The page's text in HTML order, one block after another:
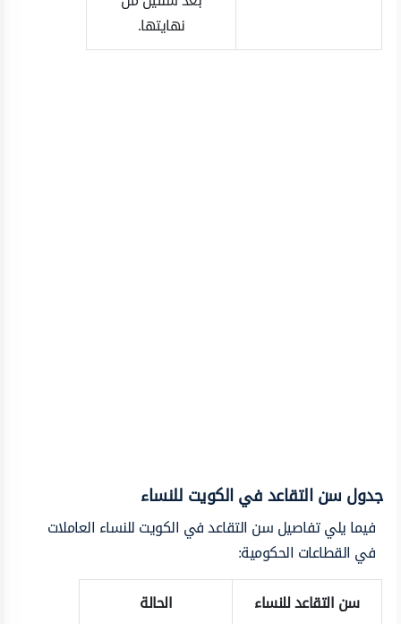
نهايتها.
جدول سن التقاعد في الكويت للنساء
فيما يلي تفاصيل سن التقاعد في الكويت للنساء العاملات
في القطاعات الحكومية:
سن التقاعد للنساء
الحالة